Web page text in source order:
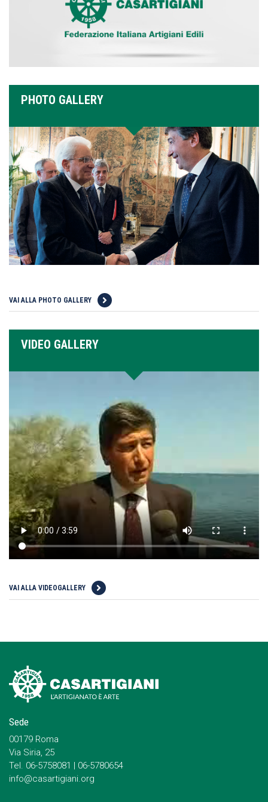
PHOTO GALLERY
VAI ALLA PHOTO GALLERY
VIDEO GALLERY
VAI ALLA VIDEOGALLERY
Sede
00179 Roma
Via Siria, 25
Tel. 06-5758081 | 06-5780654
info@casartigiani.org